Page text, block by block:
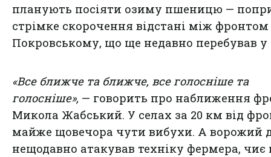
планують посіяти озиму пшеницю —
стрімке скорочення відстані між фронтом
Покровському, що ще недавно перебував у
«Все ближче та ближче, все голосніше та
голосніше», — говорить про наближення
Микола Жабський. У селах за 20 км від
майже щовечора чути вибухи. А ворожий
нещодавно атакував техніку фермера, чиє